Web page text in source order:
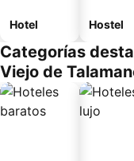
Hotel Hostel
Categorías
Viejo de